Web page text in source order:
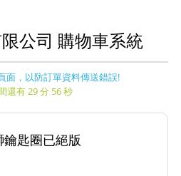
公司 購物車系統
面，以防訂單資料傳送錯誤!
還有 29 分 56 秒
鑰匙圈已絕版